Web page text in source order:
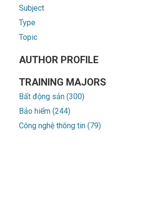
Subject
Type
Topic
AUTHOR PROFILE
TRAINING MAJORS
Bất động sản (300)
Bảo hiểm (244)
Công nghệ thông tin (79)